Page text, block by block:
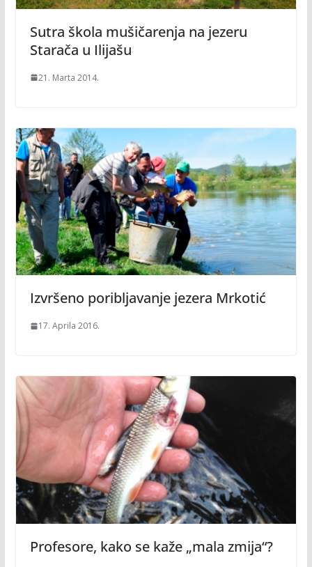
Sutra škola mušičarenja na jezeru
Starača u Ilijašu
21. Marta 2014.
Izvršeno poribljavanje jezera Mrkotić
17. Aprila 2016.
Profesore, kako se kaže „mala zmija“?